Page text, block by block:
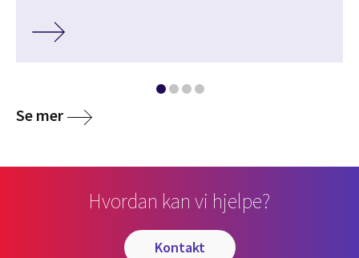
Se mer
Hvordan kan vi hjelpe?
kontakt